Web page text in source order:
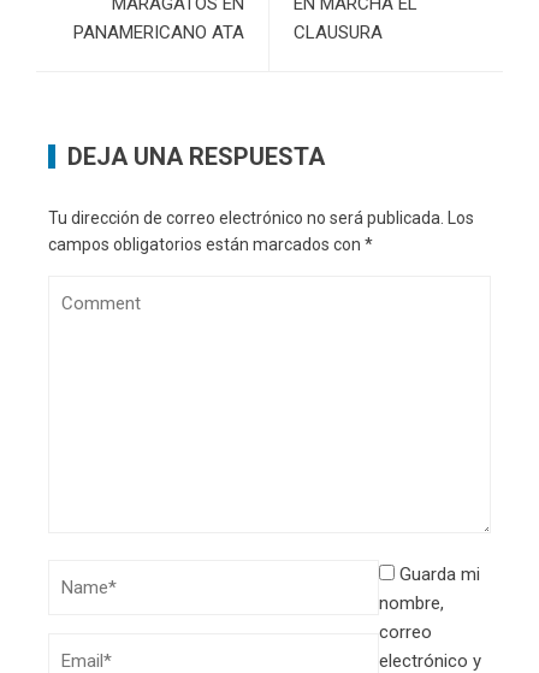
PANAMERICANO ATA
CLAUSURA
DEJA UNA RESPUESTA
Tu dirección de correo electrónico no será publicada.
Los
campos obligatorios están marcados con *
Guarda mi
nombre,
correo
electrónico y